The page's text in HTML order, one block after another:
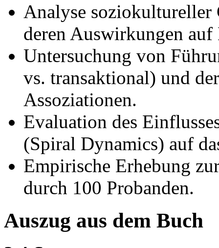
Analyse soziokultureller
deren Auswirkungen auf
Untersuchung von
vs. transaktional) und
Assoziationen.
Evaluation des
(Spiral Dynamics) auf
Empirische Erhebung
durch 100 Probanden.
Auszug aus dem Buch